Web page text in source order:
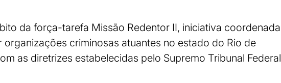
da força-tarefa Missão Redentor II, iniciativa coordenada
organizações criminosas atuantes no estado do Rio de
as diretrizes estabelecidas pelo Supremo Tribunal Federal